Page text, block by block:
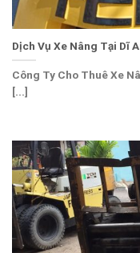
Dịch Vụ Xe Nâng Tại Dĩ
Công Ty Cho Thuê Xe
[...]